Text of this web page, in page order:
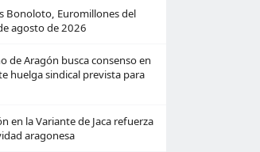
Bonoloto, Euromillones del
agosto de 2026
de Aragón busca consenso en
huelga sindical prevista para
en la Variante de Jaca refuerza
aragonesa